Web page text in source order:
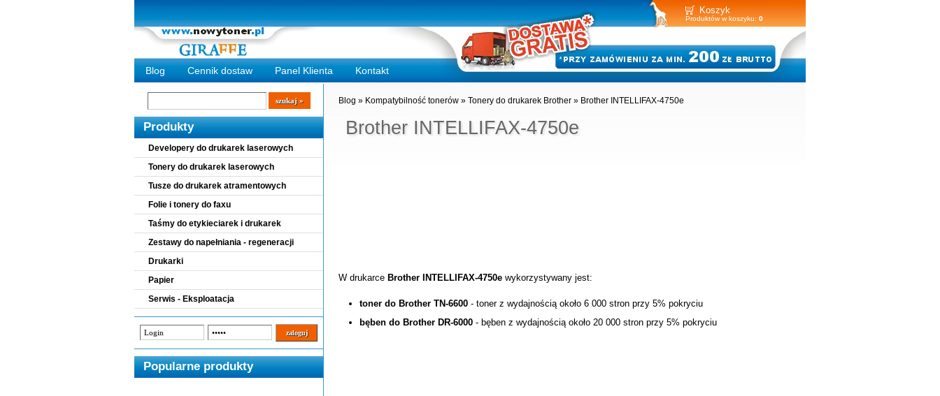
Koszyk
Produktów w koszyku: 0
Blog Cennik dostaw Panel Klienta Kontakt
Wyszukiwarka
szukaj
Produkty
Developery do drukarek laserowych
Tonery do drukarek laserowych
Tusze do drukarek atramentowych
Folie i tonery do faxu
Taśmy do etykieciarek i drukarek
Zestawy do napełniania - regeneracji
Drukarki
Papier
Serwis - Eksploatacja
Popularne produkty
Brother INTELLIFAX-4750e
Blog » Kompatybilność tonerów » Tonery do drukarek Brother » Brother INTELLIFAX-4750e
W drukarce Brother INTELLIFAX-4750e wykorzystywany jest:
toner do Brother TN-6600 - toner z wydajnością około 6 000 stron przy 5% pokryciu
bęben do Brother DR-6000 - bęben z wydajnością około 20 000 stron przy 5% pokryciu